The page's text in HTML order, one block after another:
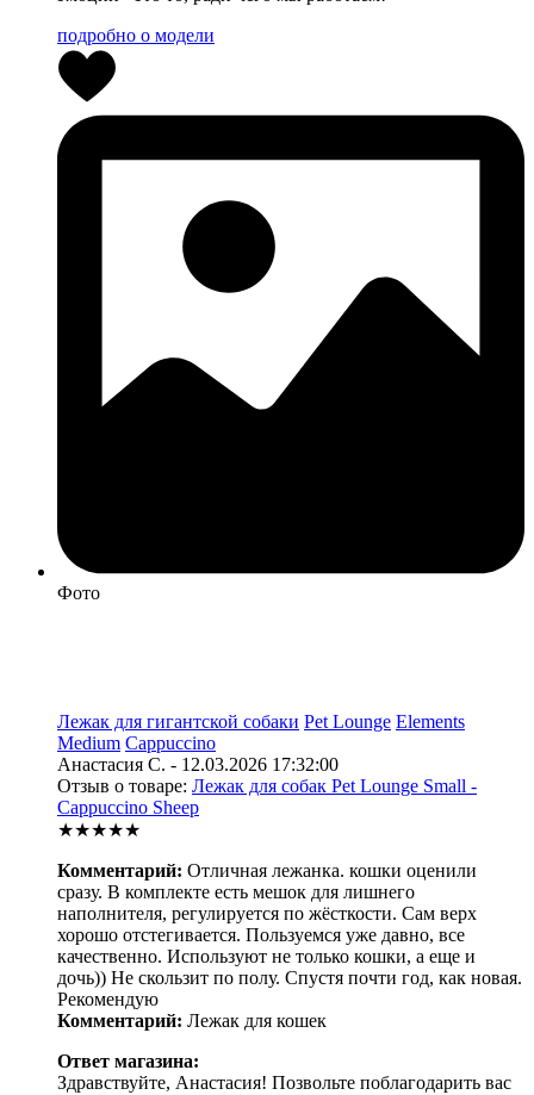
подробно о модели
Фото
Лежак для гигантской собаки Pet Lounge Elements
Medium Cappuccino
Анастасия С. - 12.03.2026 17:32:00
Отзыв о товаре: Лежак для собак Pet Lounge Small -
Cappuccino Sheep
★★★★★
Комментарий: Отличная лежанка. кошки оценили
сразу. В комплекте есть мешок для лишнего
наполнителя, регулируется по жёсткости. Сам верх
хорошо отстегивается. Пользуемся уже давно, все
качественно. Используют не только кошки, а еще и
дочь)) Не скользит по полу. Спустя почти год, как новая.
Рекомендую
Комментарий: Лежак для кошек
Ответ магазина:
Здравствуйте, Анастасия! Позвольте поблагодарить вас